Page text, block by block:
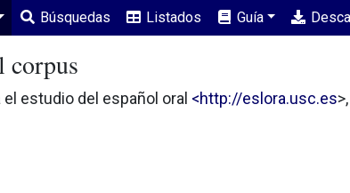
Búsquedas Listados Guía
corpus
el estudio del español oral <http://eslora.usc.es